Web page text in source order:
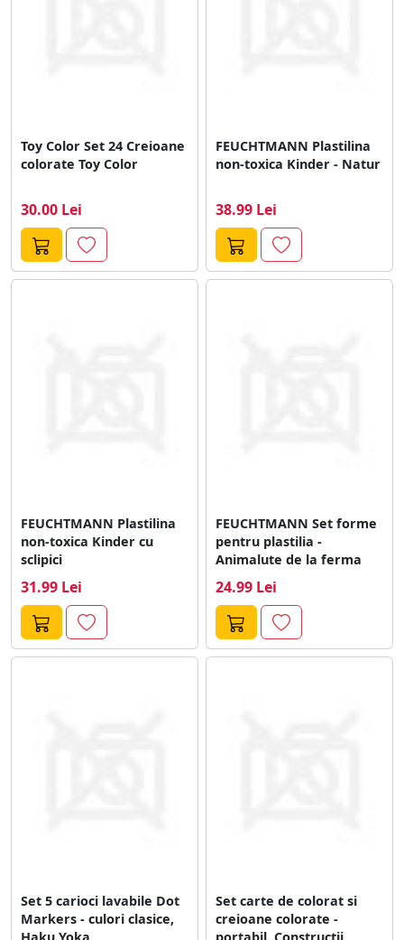
Toy Color Set 24 Creioane
colorate Toy Color
30.00 Lei
FEUCHTMANN Plastilina
non-toxica Kinder - Natur
38.99 Lei
FEUCHTMANN Plastilina
non-toxica Kinder cu
sclipici
31.99 Lei
FEUCHTMANN Set forme
pentru plastilia -
Animalute de la ferma
24.99 Lei
Set 5 carioci lavabile Dot
Markers - culori clasice,
Set carte de colorat si
creioane colorate -